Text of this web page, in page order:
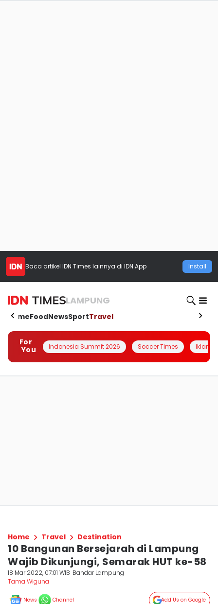
Baca artikel IDN Times lainnya di IDN App Install
LAMPUNG
HomeFoodNewsSportTravel
For
You
Indonesia Summit 2026 Soccer Times Iklanin
Home Travel Destination
10 Bangunan Bersejarah di Lampung
Wajib Dikunjungi, Semarak HUT ke-58
18 Mar 2022, 07:01 WIB Bandar Lampung
Tama Wiguna
News Channel Add Us on Google